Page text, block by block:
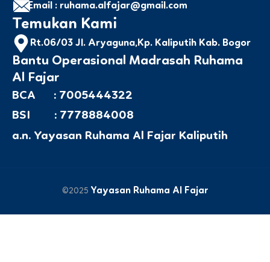
Email : ruhama.alfajar@gmail.com
Temukan Kami
Rt.06/03 Jl. Aryaguna,Kp. Kaliputih Kab. Bogor
Bantu Operasional Madrasah Ruhama
Al Fajar
BCA : 7005444322
BSI : 7778884008
a.n. Yayasan Ruhama Al Fajar Kaliputih
©2025 Yayasan Ruhama Al Fajar